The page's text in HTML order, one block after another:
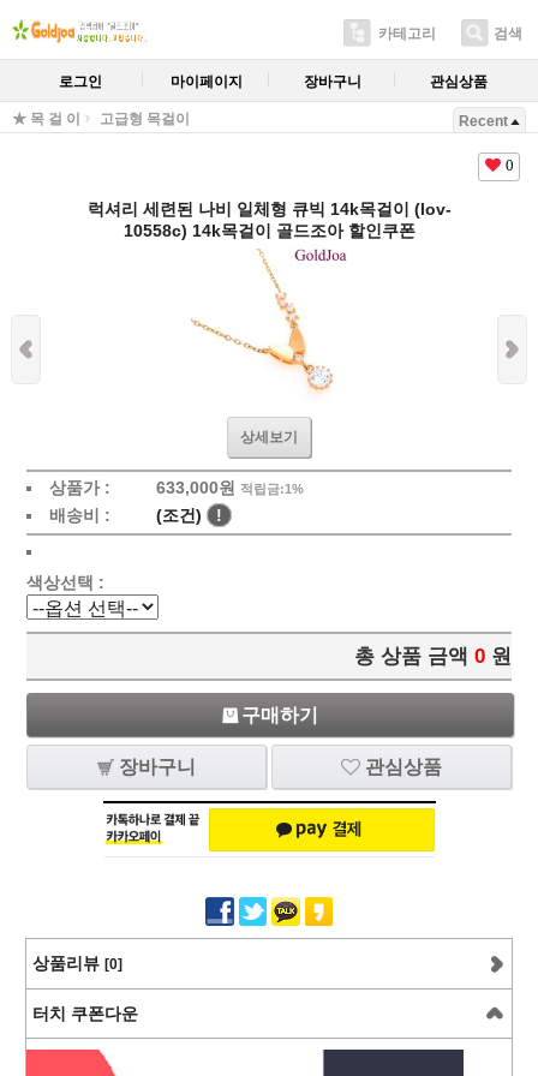
카테고리 검색
로그인 마이페이지 장바구니 관심상품
★ 목 걸 이 고급형 목걸이 Recent
0
럭셔리 세련된 나비 일체형 큐빅 14k목걸이 (lov-
10558c) 14k목걸이 골드조아 할인쿠폰
상세보기
상품가 : 633,000원 적립금:1%
배송비 : (조건) !
색상선택 :
총 상품 금액 0 원
구매하기
장바구니 관심상품
상품리뷰 [0]
터치 쿠폰다운